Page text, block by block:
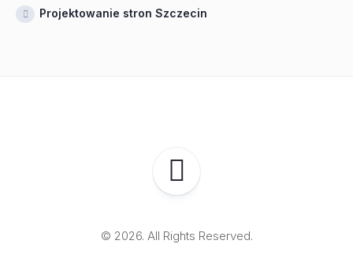
Projektowanie stron Szczecin
© 2026. All Rights Reserved.